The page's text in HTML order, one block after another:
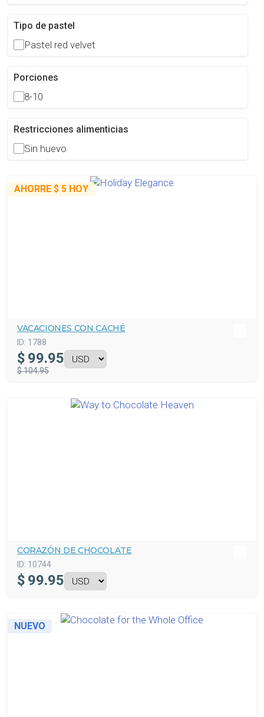
Tipo de pastel
Pastel red velvet
Porciones
8-10
Restricciones alimenticias
Sin huevo
AHORRE $ 5 HOY
VACACIONES CON CACHÉ
ID: 1788
$ 99.95
$ 104.95
CORAZÓN DE CHOCOLATE
ID: 10744
$ 99.95
NUEVO